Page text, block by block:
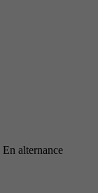
En alternance